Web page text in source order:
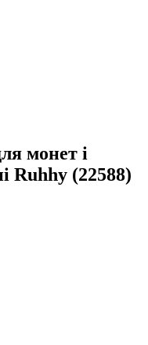
монет і
Ruhhy (22588)